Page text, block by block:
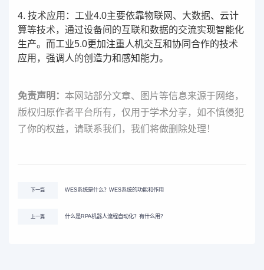
4. 技术应用：工业4.0主要依靠物联网、大数据、云计
算等技术，通过设备间的互联和数据的交流实现智能化
生产。而工业5.0更加注重人机交互和协同合作的技术
应用，强调人的创造力和感知能力。
免责声明： 本网站部分文章、图片等信息来源于网络，
版权归原作者平台所有，仅用于学术分享，如不慎侵犯
了你的权益，请联系我们，我们将做删除处理！
下一篇 WES系统是什么？WES系统的功能和作用
上一篇 什么是RPA机器人流程自动化？有什么用？